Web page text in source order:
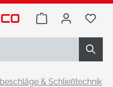
Warenkorb Du
& Schließtechnik